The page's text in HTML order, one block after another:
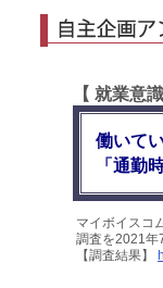
【 就業意
働いて
「通勤
マイボイスコ
調査を2021年
【調査結果】